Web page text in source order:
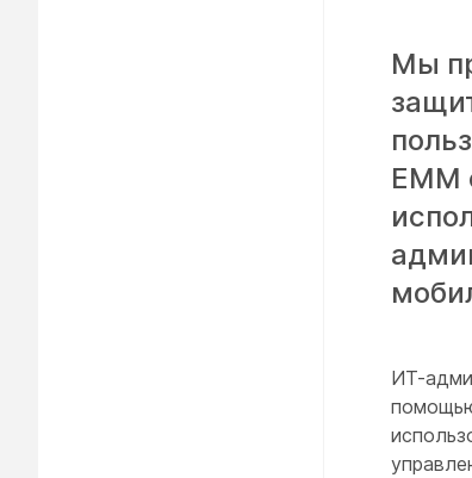
Мы
ИТ-